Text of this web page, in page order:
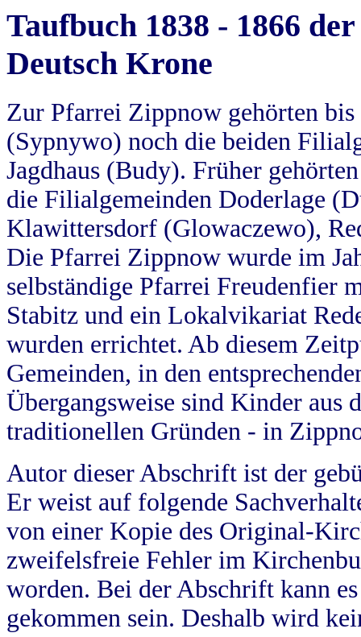
Taufbuch 1838 - 1866
Deutsch Krone
Zur Pfarrei Zippnow gehörten
(Sypnywo) noch die beiden
Jagdhaus (Budy). Früher
die Filialgemeinden Doderlage
Klawittersdorf (Glowaczewo),
Die Pfarrei Zippnow wurde im
selbständige Pfarrei Freudenfier
Stabitz und ein Lokalvikariat
wurden errichtet. Ab diesem
Gemeinden, in den
Übergangsweise sind Kinder aus
traditionellen Gründen - in
Autor dieser Abschrift ist der
Er weist auf folgende
von einer Kopie des Original-
zweifelsfreie Fehler im
worden. Bei der Abschrift kann
gekommen sein. Deshalb wird